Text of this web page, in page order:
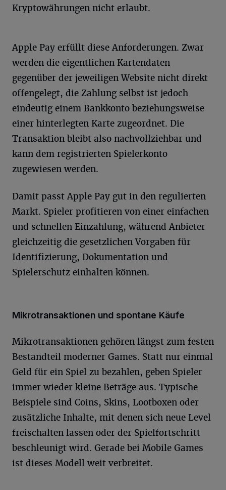
Kryptowährungen nicht erlaubt.
Apple Pay erfüllt diese Anforderungen. Zwar
werden die eigentlichen Kartendaten
gegenüber der jeweiligen Website nicht direkt
offengelegt, die Zahlung selbst ist jedoch
eindeutig einem Bankkonto beziehungsweise
einer hinterlegten Karte zugeordnet. Die
Transaktion bleibt also nachvollziehbar und
kann dem registrierten Spielerkonto
zugewiesen werden.
Damit passt Apple Pay gut in den regulierten
Markt. Spieler profitieren von einer einfachen
und schnellen Einzahlung, während Anbieter
gleichzeitig die gesetzlichen Vorgaben für
Identifizierung, Dokumentation und
Spielerschutz einhalten können.
Mikrotransaktionen und spontane Käufe
Mikrotransaktionen gehören längst zum festen
Bestandteil moderner Games. Statt nur einmal
Geld für ein Spiel zu bezahlen, geben Spieler
immer wieder kleine Beträge aus. Typische
Beispiele sind Coins, Skins, Lootboxen oder
zusätzliche Inhalte, mit denen sich neue Level
freischalten lassen oder der Spielfortschritt
beschleunigt wird. Gerade bei Mobile Games
ist dieses Modell weit verbreitet.